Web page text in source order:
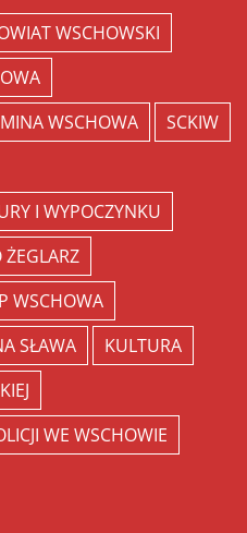
WSCHOWSKI
WSCHOWA
SCKIW
I WYPOCZYNKU
ŻEGLARZ
WSCHOWA
SŁAWA
KULTURA
WE WSCHOWIE